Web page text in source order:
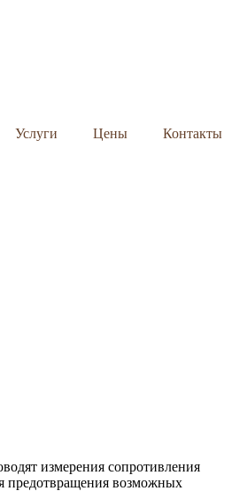
Услуги Цены Контакты
измерения сопротивления
предотвращения возможных